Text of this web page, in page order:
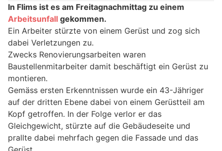
In Flims ist es am Freitagnachmittag zu einem
Arbeitsunfall gekommen.
Ein Arbeiter stürzte von einem Gerüst und zog sich
dabei Verletzungen zu.
Zwecks Renovierungsarbeiten waren
Baustellenmitarbeiter damit beschäftigt ein Gerüst zu
montieren.
Gemäss ersten Erkenntnissen wurde ein 43-Jähriger
auf der dritten Ebene dabei von einem Gerüstteil am
Kopf getroffen. In der Folge verlor er das
Gleichgewicht, stürzte auf die Gebäudeseite und
prallte dabei mehrfach gegen die Fassade und das